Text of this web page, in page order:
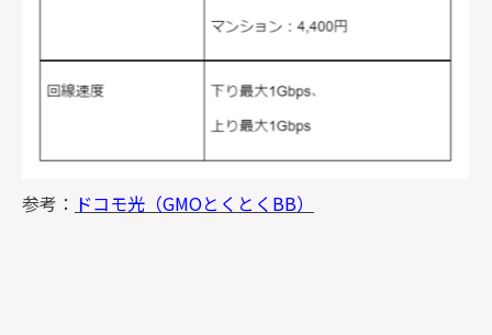
参考： ドコモ光（GMOとくとくBB）